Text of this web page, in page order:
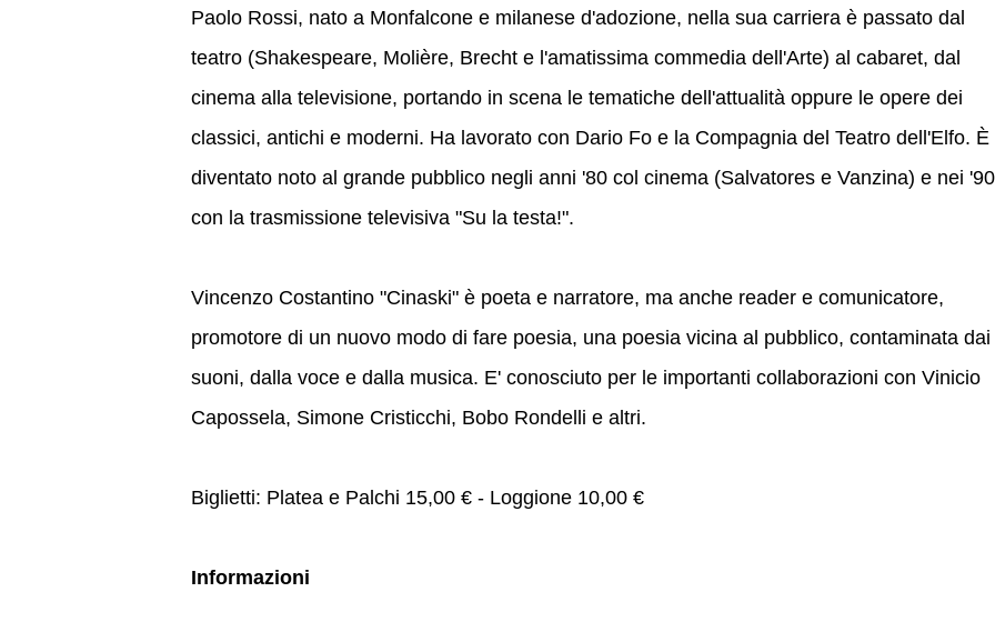
Paolo Rossi, nato a Monfalcone e milanese d'adozione, nella sua carriera è passato dal
teatro (Shakespeare, Molière, Brecht e l'amatissima commedia dell'Arte) al cabaret, dal
cinema alla televisione, portando in scena le tematiche dell'attualità oppure le opere dei
classici, antichi e moderni. Ha lavorato con Dario Fo e la Compagnia del Teatro dell'Elfo. È
diventato noto al grande pubblico negli anni '80 col cinema (Salvatores e Vanzina) e nei '90
con la trasmissione televisiva "Su la testa!".
Vincenzo Costantino "Cinaski" è poeta e narratore, ma anche reader e comunicatore,
promotore di un nuovo modo di fare poesia, una poesia vicina al pubblico, contaminata dai
suoni, dalla voce e dalla musica. E' conosciuto per le importanti collaborazioni con Vinicio
Capossela, Simone Cristicchi, Bobo Rondelli e altri.
Biglietti: Platea e Palchi 15,00 € - Loggione 10,00 €
Informazioni